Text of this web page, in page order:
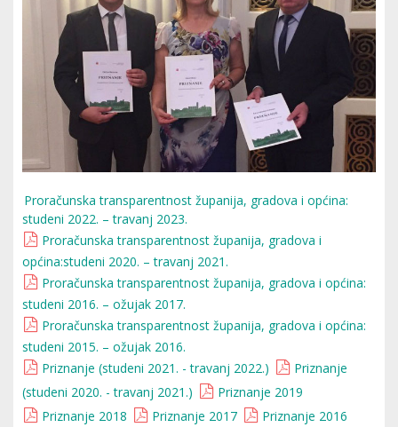
Proračunska transparentnost županija, gradova i općina:
studeni 2022. – travanj 2023.
Proračunska transparentnost županija, gradova i
općina:studeni 2020. – travanj 2021.
Proračunska transparentnost županija, gradova i općina:
studeni 2016. – ožujak 2017.
Proračunska transparentnost županija, gradova i općina:
studeni 2015. – ožujak 2016.
Priznanje (studeni 2021. - travanj 2022.)
Priznanje
(studeni 2020. - travanj 2021.)
Priznanje 2019
Priznanje 2018
Priznanje 2017 Priznanje 2016